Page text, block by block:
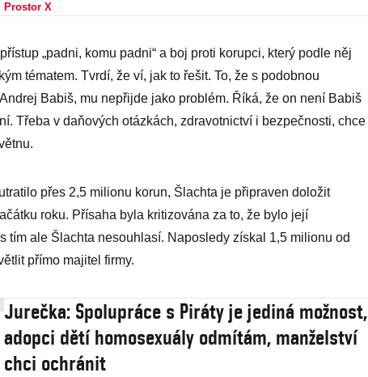
Prostor X
„padni, komu padni“ a boj proti korupci, který podle něj
tématem. Tvrdí, že ví, jak to řešit. To, že s podobnou
Babiš, mu nepřijde jako problém. Říká, že on není Babiš
Třeba v daňových otázkách, zdravotnictví i bezpečnosti, chce
přes 2,5 milionu korun, Šlachta je připraven doložit
roku. Přísaha byla kritizována za to, že bylo její
tím ale Šlachta nesouhlasí. Naposledy získal 1,5 milionu od
přímo majitel firmy.
Jurečka: Spolupráce s Piráty je jediná možnost,
adopci dětí homosexuály odmítám, manželství
chci ochránit